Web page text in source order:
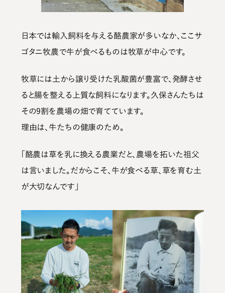
日本では輸入飼料を与える酪農家が多いなか、ここサ
ゴタニ牧農で牛が食べるものは牧草が中心です。
牧草には土から譲り受けた乳酸菌が豊富で、発酵させ
ると腸を整える上質な飼料になります。久保さんたちは
その9割を農場の畑で育てています。
理由は、牛たちの健康のため。
「酪農は草を乳に換える農業だと、農場を拓いた祖父
は言いました。だからこそ、牛が食べる草、草を育む土
が大切なんです」